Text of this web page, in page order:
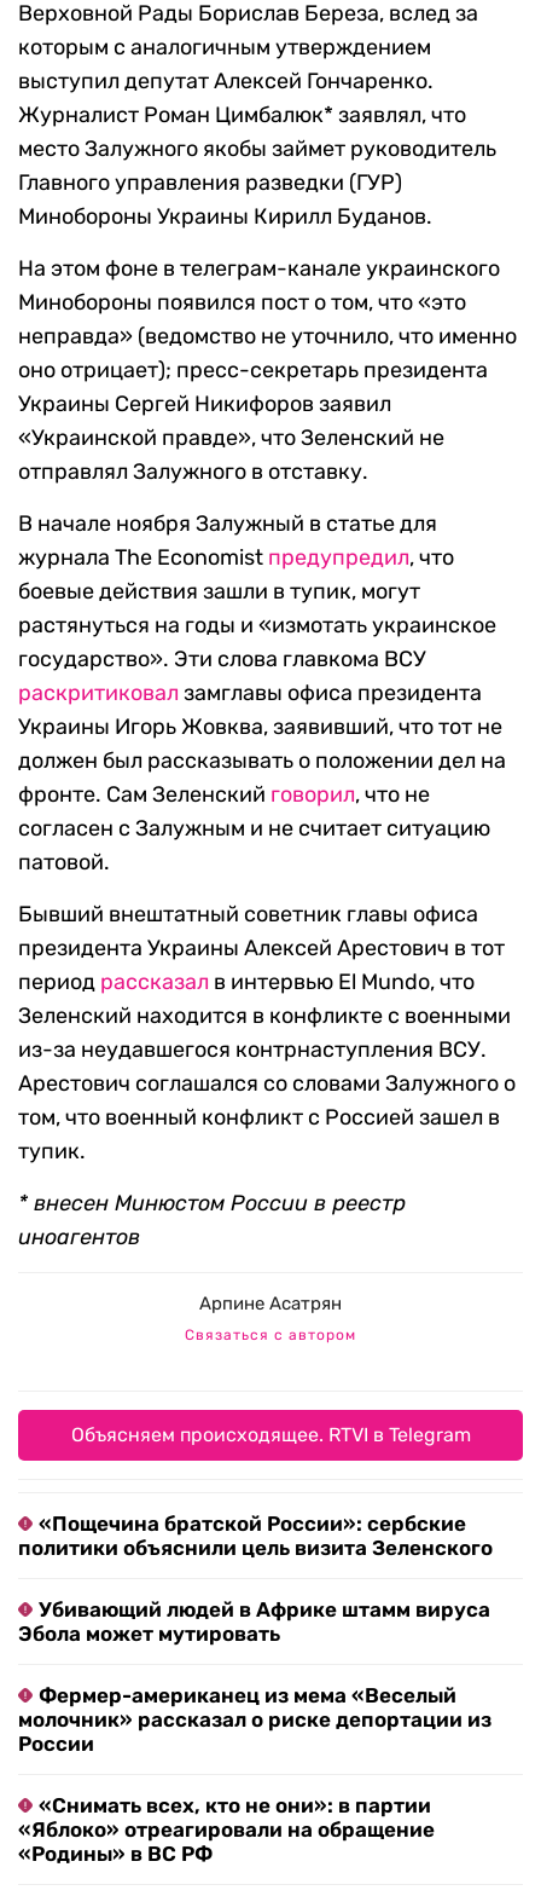
Верховной Рады Борислав Береза, вслед за
которым с аналогичным утверждением
выступил депутат Алексей Гончаренко.
Журналист Роман Цимбалюк* заявлял, что
место Залужного якобы займет руководитель
Главного управления разведки (ГУР)
Минобороны Украины Кирилл Буданов.
На этом фоне в телеграм-канале украинского
Минобороны появился пост о том, что «это
неправда» (ведомство не уточнило, что именно
оно отрицает); пресс-секретарь президента
Украины Сергей Никифоров заявил
«Украинской правде», что Зеленский не
отправлял Залужного в отставку.
В начале ноября Залужный в статье для
журнала The Economist предупредил, что
боевые действия зашли в тупик, могут
растянуться на годы и «измотать украинское
государство». Эти слова главкома ВСУ
раскритиковал замглавы офиса президента
Украины Игорь Жовква, заявивший, что тот не
должен был рассказывать о положении дел на
фронте. Сам Зеленский говорил, что не
согласен с Залужным и не считает ситуацию
патовой.
Бывший внештатный советник главы офиса
президента Украины Алексей Арестович в тот
период рассказал в интервью El Mundo, что
Зеленский находится в конфликте с военными
из-за неудавшегося контрнаступления ВСУ.
Арестович соглашался со словами Залужного о
том, что военный конфликт с Россией зашел в
тупик.
* внесен Минюстом России в реестр
иноагентов
Арпине Асатрян
Связаться с автором
Объясняем происходящее. RTVI в Telegram
«Пощечина братской России»: сербские
политики объяснили цель визита Зеленского
Убивающий людей в Африке штамм вируса
Эбола может мутировать
Фермер-американец из мема «Веселый
молочник» рассказал о риске депортации из
России
«Снимать всех, кто не они»: в партии
«Яблоко» отреагировали на обращение
«Родины» в ВС РФ